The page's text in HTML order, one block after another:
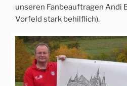
unseren Fanbeauftragen Andi
Vorfeld stark behilflich).